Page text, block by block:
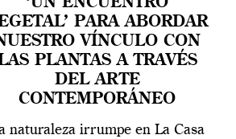
PARA ABORDAR
VÍNCULO CON
PLANTAS A TRAVÉS
DEL ARTE
CONTEMPORÁNEO
naturaleza irrumpe en La Casa